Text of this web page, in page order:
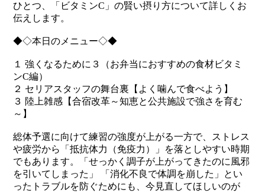
ひとつ、「ビタミンC」の賢い摂り方について詳しくお
伝えします。
◆◇本日のメニュー◇◆
１ 強くなるために３（お弁当におすすめの食材ビタミ
ンC編）
２ セリアスタッフの舞台裏【よく噛んで食べよう】
３ 陸上雑感【合宿改革～知恵と公共施設で強さを育む
～】
総体予選に向けて練習の強度が上がる一方で、ストレス
や疲労から「抵抗体力（免疫力）」を落としやすい時期
でもあります。「せっかく調子が上がってきたのに風邪
を引いてしまった」 「消化不良で体調を崩した」とい
ったトラブルを防ぐためにも、今見直してほしいのが